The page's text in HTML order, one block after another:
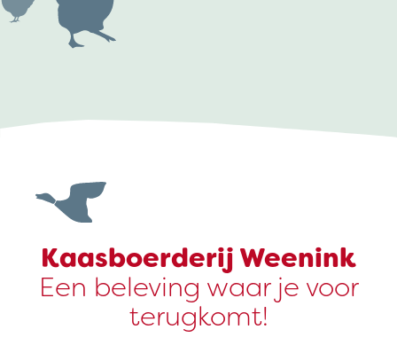
Kaasboerderij Weenink
Een beleving waar je voor
terugkomt!